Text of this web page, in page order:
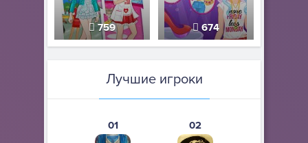
759 674
Лучшие игроки
01 02